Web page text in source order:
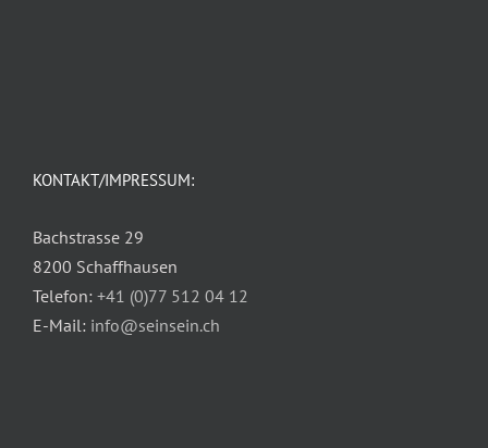
KONTAKT/IMPRESSUM:
Bachstrasse 29
8200 Schaffhausen
Telefon: +41 (0)77 512 04 12
E-Mail: info@seinsein.ch